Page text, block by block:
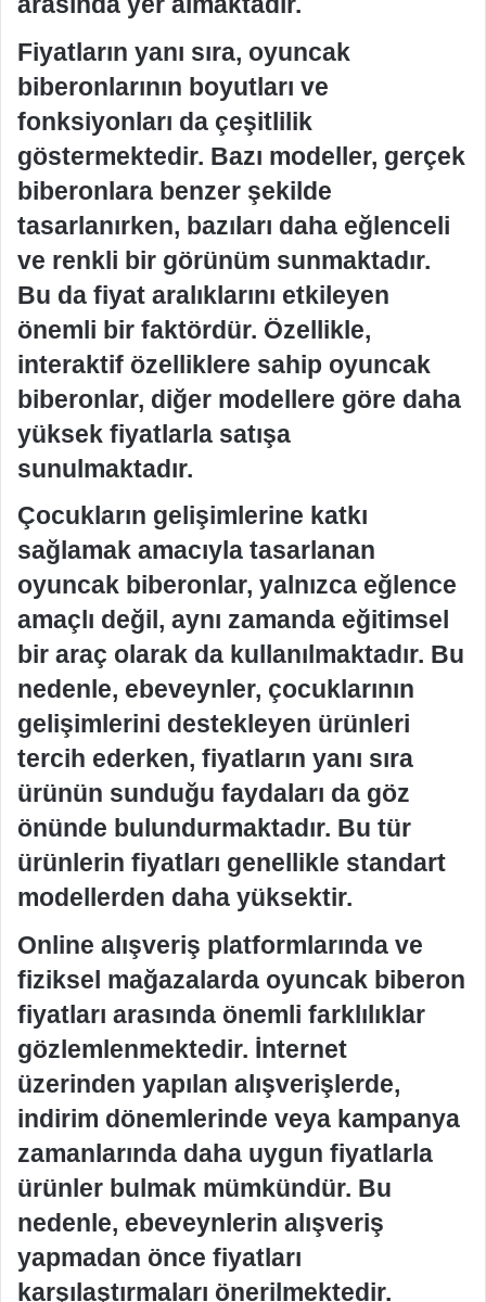
Fiyatların yanı sıra, oyuncak
biberonlarının boyutları ve
fonksiyonları da çeşitlilik
göstermektedir. Bazı modeller, gerçek
biberonlara benzer şekilde
tasarlanırken, bazıları daha eğlenceli
ve renkli bir görünüm sunmaktadır.
Bu da fiyat aralıklarını etkileyen
önemli bir faktördür. Özellikle,
interaktif özelliklere sahip oyuncak
biberonlar, diğer modellere göre daha
yüksek fiyatlarla satışa
sunulmaktadır.
Çocukların gelişimlerine katkı
sağlamak amacıyla tasarlanan
oyuncak biberonlar, yalnızca eğlence
amaçlı değil, aynı zamanda eğitimsel
bir araç olarak da kullanılmaktadır. Bu
nedenle, ebeveynler, çocuklarının
gelişimlerini destekleyen ürünleri
tercih ederken, fiyatların yanı sıra
ürünün sunduğu faydaları da göz
önünde bulundurmaktadır. Bu tür
ürünlerin fiyatları genellikle standart
modellerden daha yüksektir.
Online alışveriş platformlarında ve
fiziksel mağazalarda oyuncak biberon
fiyatları arasında önemli farklılıklar
gözlemlenmektedir. İnternet
üzerinden yapılan alışverişlerde,
indirim dönemlerinde veya kampanya
zamanlarında daha uygun fiyatlarla
ürünler bulmak mümkündür. Bu
nedenle, ebeveynlerin alışveriş
yapmadan önce fiyatları
karşılaştırmaları önerilmektedir.